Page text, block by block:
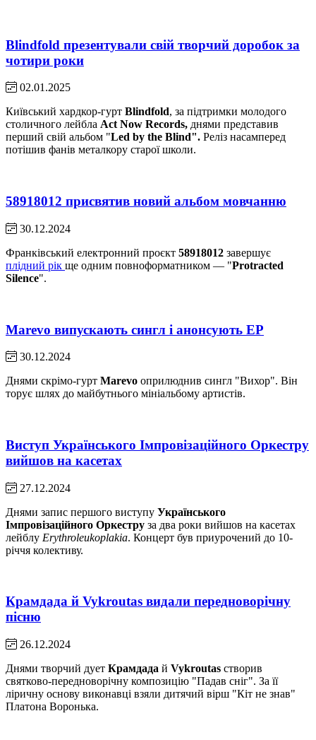
Blindfold презентували свій творчий доробок за
чотири роки
02.01.2025
Київський хардкор-гурт Blindfold, за підтримки молодого
столичного лейбла Act Now Records, днями представив
перший свій альбом "Led by the Blind". Реліз насамперед
потішив фанів металкору старої школи.
58918012 присвятив новий альбом мовчанню
30.12.2024
Франківський електронний проєкт 58918012 завершує
плідний рік ще одним повноформатником — "Protracted
Silence".
Marevo випускають сингл і анонсують EP
30.12.2024
Днями скрімо-гурт Marevo оприлюднив сингл "Вихор". Він
торує шлях до майбутнього мініальбому артистів.
Виступ Українського Імпровізаційного Оркестру
вийшов на касетах
27.12.2024
Днями запис першого виступу Українського
Імпровізаційного Оркестру за два роки вийшов на касетах
лейблу Erythroleukoplakia. Концерт був приурочений до 10-
річчя колективу.
Крамдада й Vykroutas видали передноворічну
пісню
26.12.2024
Днями творчий дует Крамдада й Vykroutas створив
святково-передноворічну композицію "Падав сніг". За її
ліричну основу виконавці взяли дитячий вірш "Кіт не знав"
Платона Воронька.